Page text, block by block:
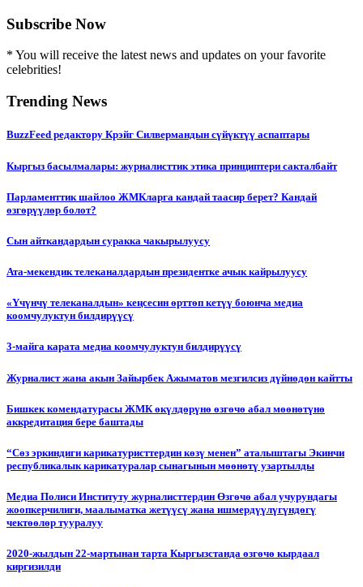
Subscribe Now
* You will receive the latest news and updates on your favorite
celebrities!
Trending News
BuzzFeed редактору Крэйг Силвермандын сүйүктүү аспаптары
Кыргыз басылмалары: журналисттик этика принциптери сакталбайт
Парламенттик шайлоо ЖМКларга кандай таасир берет? Кандай
өзгөрүүлөр болот?
Сын айткандардын суракка чакырылуусу
Ата-мекендик телеканалдардын президентке ачык кайрылуусу
«Үчүнчү телеканалдын» кеңсесин өрттөп кетүү боюнча медиа
коомчулуктун билдирүүсү
3-майга карата медиа коомчулуктун билдирүүсү
Журналист жана акын Зайырбек Ажыматов мезгилсиз дүйнөдөн кайтты
Бишкек комендатурасы ЖМК өкүлдөрүнө өзгөчө абал мөөнөтүнө
аккредитация бере баштады
“Сөз эркиндиги карикатуристтердин көзү менен” аталыштагы Экинчи
республикалык карикатуралар сынагынын мөөнөтү узартылды
Медиа Полиси Институту журналисттердин Өзгөчө абал учурундагы
жоопкерчилиги, маалыматка жетүүсү жана ишмердүүлүгүндөгү
чектөөлөр тууралуу
2020-жылдын 22-мартынан тарта Кыргызстанда өзгөчө кырдаал
киргизилди